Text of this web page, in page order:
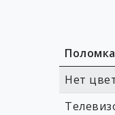
Поломка
Нет